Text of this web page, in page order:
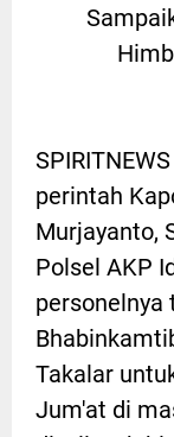
perintah
Murjayanto,
Polsel AKP
personelnya
Takalar
Jum'at di